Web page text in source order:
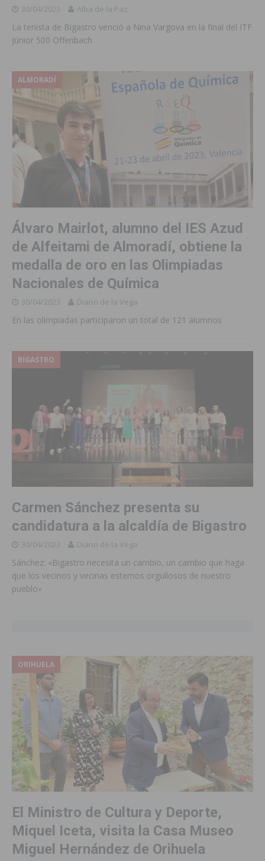
30/04/2023 Alba de la Paz
La tenista de Bigastro venció a Nina Vargova en la final del ITF
Júnior 500 Offenbach
ALMORADÍ
Álvaro Mairlot, alumno del IES Azud
de Alfeitami de Almoradí, obtiene la
medalla de oro en las Olimpiadas
Nacionales de Química
30/04/2023 Diario de la Vega
En las olimpiadas participaron un total de 121 alumnos
BIGASTRO
Carmen Sánchez presenta su
candidatura a la alcaldía de Bigastro
30/04/2023 Diario de la Vega
Sánchez: «Bigastro necesita un cambio, un cambio que haga
que los vecinos y vecinas estemos orgullosos de nuestro
pueblo»
ORIHUELA
El Ministro de Cultura y Deporte,
Miquel Iceta, visita la Casa Museo
Miguel Hernández de Orihuela